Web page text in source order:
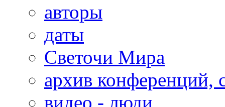
авторы
даты
Светочи Мира
архив конференций,
видео - люди